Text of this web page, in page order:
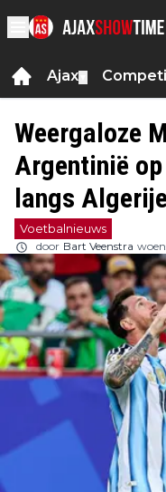
Ajax
Weergaloze
Argentinië
langs
Voetbalnieuws
door Bart Veenstra